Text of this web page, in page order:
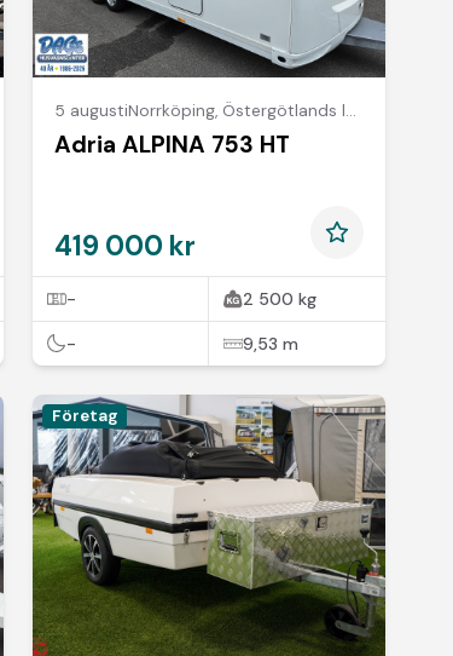
5 augustiNorrköping, Östergötlands län
Adria ALPINA 753 HT
419 000 kr
- 2 500 kg
- 9,53 m
Företag